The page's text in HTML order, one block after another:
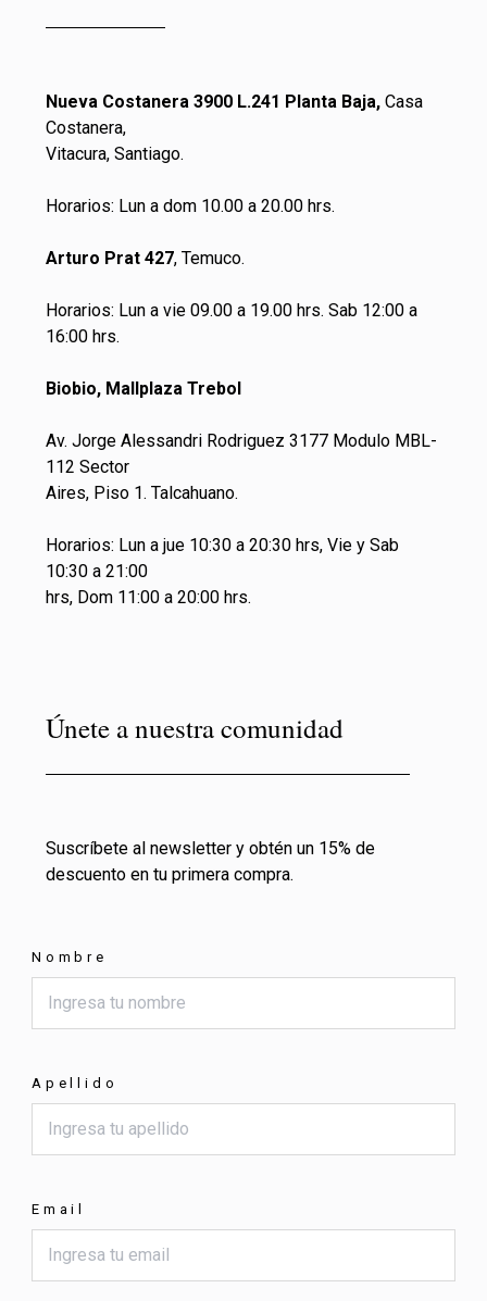
Nueva Costanera 3900 L.241 Planta Baja, Casa
Costanera,
Vitacura, Santiago.
Horarios: Lun a dom 10.00 a 20.00 hrs.
Arturo Prat 427, Temuco.
Horarios: Lun a vie 09.00 a 19.00 hrs. Sab 12:00 a
16:00 hrs.
Biobio, Mallplaza Trebol
Av. Jorge Alessandri Rodriguez 3177 Modulo MBL-
112 Sector
Aires, Piso 1. Talcahuano.
Horarios: Lun a jue 10:30 a 20:30 hrs, Vie y Sab
10:30 a 21:00
hrs, Dom 11:00 a 20:00 hrs.
Únete a nuestra comunidad
Suscríbete al newsletter y obtén un 15% de
descuento en tu primera compra.
Nombre
Apellido
Email